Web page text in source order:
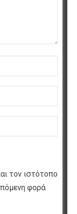
τον ιστότοπο
φορά